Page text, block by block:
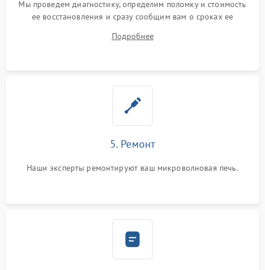
Мы проведем диагностику, определим поломку и стоимость
ее восстановления и сразу сообщим вам о сроках ее
Подробнее
5. Ремонт
Наши эксперты ремонтируют ваш микроволновая печь.